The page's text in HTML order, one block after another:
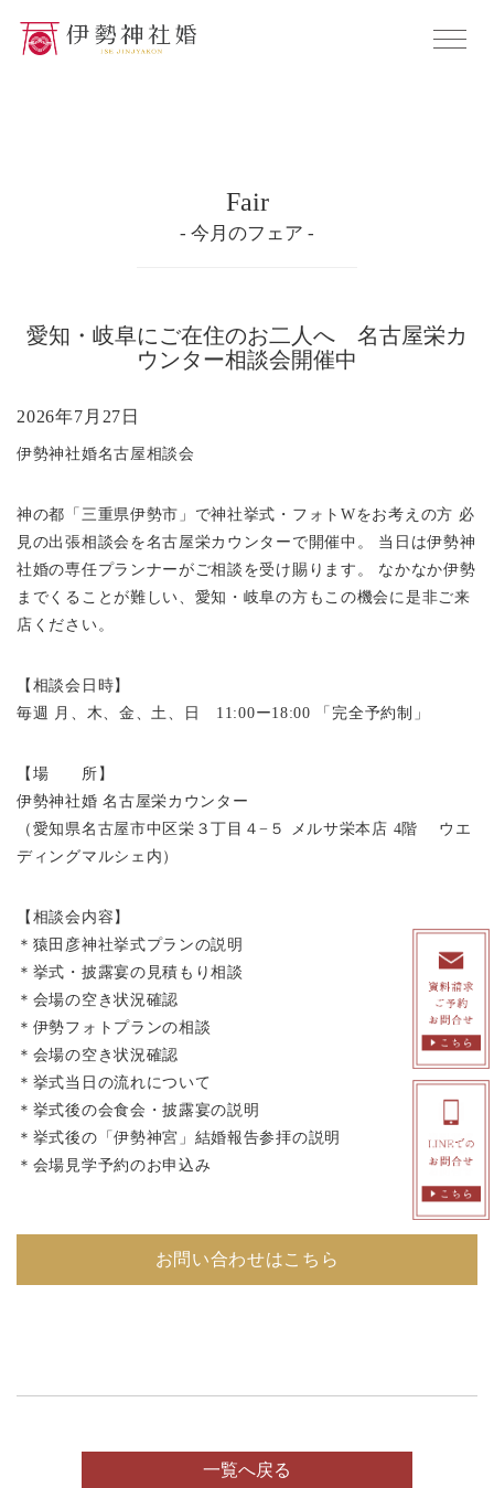
Fair
- 今月のフェア -
愛知・岐阜にご在住のお二人へ 名古屋栄カ
ウンター相談会開催中
2026年7月27日
伊勢神社婚名古屋相談会
神の都「三重県伊勢市」で神社挙式・フォトWをお考えの方 必
見の出張相談会を名古屋栄カウンターで開催中。 当日は伊勢神
社婚の専任プランナーがご相談を受け賜ります。 なかなか伊勢
までくることが難しい、愛知・岐阜の方もこの機会に是非ご来
店ください。
【相談会日時】
毎週 月、木、金、土、日 11:00ー18:00 「完全予約制」
【場 所】
伊勢神社婚 名古屋栄カウンター
（愛知県名古屋市中区栄３丁目４−５ メルサ栄本店 4階 ウエ
ディングマルシェ内）
【相談会内容】
＊猿田彦神社挙式プランの説明
＊挙式・披露宴の見積もり相談
＊会場の空き状況確認
＊伊勢フォトプランの相談
＊会場の空き状況確認
＊挙式当日の流れについて
＊挙式後の会食会・披露宴の説明
＊挙式後の「伊勢神宮」結婚報告参拝の説明
＊会場見学予約のお申込み
お問い合わせはこちら
一覧へ戻る